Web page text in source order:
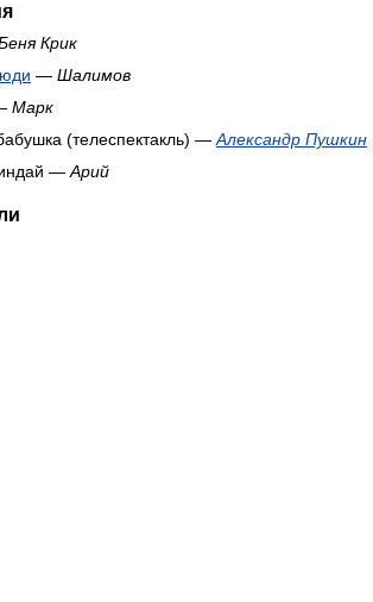
Крик
— Шалимов
Марк
(телеспектакль) —Александр Пушкин
—Арий